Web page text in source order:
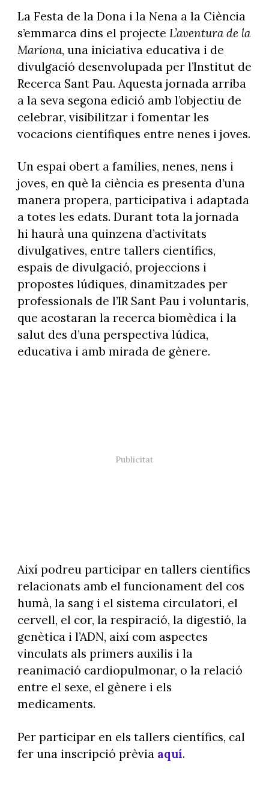
La Festa de la Dona i la Nena a la Ciència
s’emmarca dins el projecte L’aventura de la
Mariona, una iniciativa educativa i de
divulgació desenvolupada per l’Institut de
Recerca Sant Pau. Aquesta jornada arriba
a la seva segona edició amb l’objectiu de
celebrar, visibilitzar i fomentar les
vocacions científiques entre nenes i joves.
Un espai obert a famílies, nenes, nens i
joves, en què la ciència es presenta d’una
manera propera, participativa i adaptada
a totes les edats. Durant tota la jornada
hi haurà una quinzena d’activitats
divulgatives, entre tallers científics,
espais de divulgació, projeccions i
propostes lúdiques, dinamitzades per
professionals de l’IR Sant Pau i voluntaris,
que acostaran la recerca biomèdica i la
salut des d’una perspectiva lúdica,
educativa i amb mirada de gènere.
Així podreu participar en tallers científics
relacionats amb el funcionament del cos
humà, la sang i el sistema circulatori, el
cervell, el cor, la respiració, la digestió, la
genètica i l’ADN, així com aspectes
vinculats als primers auxilis i la
reanimació cardiopulmonar, o la relació
entre el sexe, el gènere i els
medicaments.
Per participar en els tallers científics, cal
fer una inscripció prèvia aquí.